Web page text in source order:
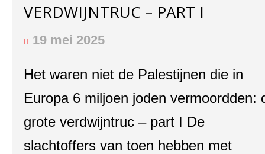
AGENDA
LUCHTKWALITEIT
VERDWIJNTRUC – PART I
19 mei 2025
Het waren niet de Palestijnen die in
Europa 6 miljoen joden vermoordden:
grote verdwijntruc – part I De
slachtoffers van toen hebben met